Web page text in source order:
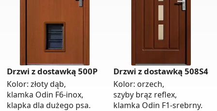
Drzwi z dostawką 500P
Kolor: złoty dąb,
klamka Odin F6-inox,
klapka dla dużego psa.
Drzwi z dostawką 508S4
Kolor: orzech,
szyby brąz reflex,
klamka Odin F1-srebrny.